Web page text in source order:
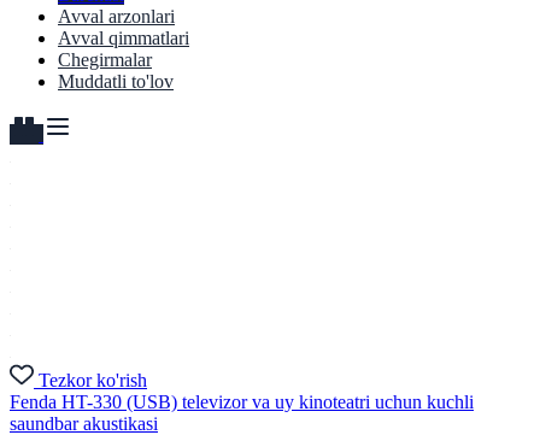
Avval arzonlari
Avval qimmatlari
Chegirmalar
Muddatli to'lov
Tezkor ko'rish
Fenda HT-330 (USB) televizor va uy kinoteatri uchun kuchli
saundbar akustikasi